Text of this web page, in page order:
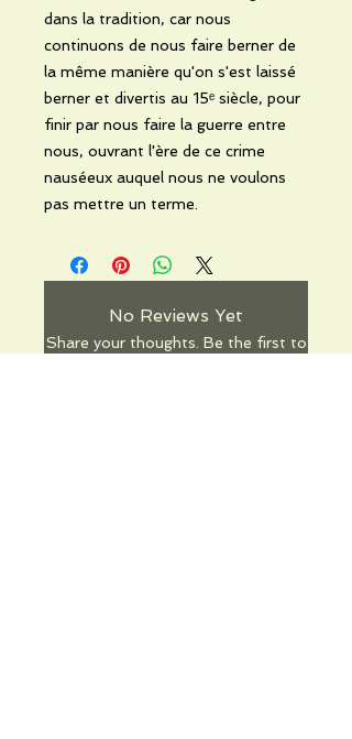
dans la tradition, car nous
continuons de nous faire berner de
la même manière qu'on s'est laissé
berner et divertis au 15ᵉ siècle, pour
finir par nous faire la guerre entre
nous, ouvrant l'ère de ce crime
nauséeux auquel nous ne voulons
pas mettre un terme.
No Reviews Yet
Share your thoughts. Be the first to